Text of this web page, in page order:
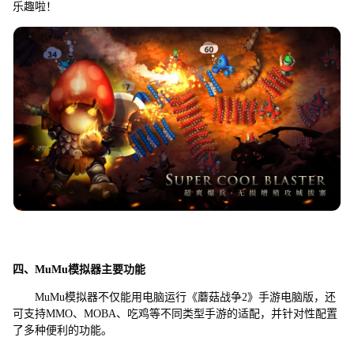
乐趣啦！
四、MuMu模拟器主要功能
MuMu模拟器不仅能用电脑运行《蘑菇战争2》手游电脑版，还
可支持MMO、MOBA、吃鸡等不同类型手游的适配，并针对性配置
了多种便利的功能。